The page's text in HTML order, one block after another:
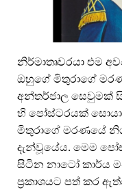
නිර්මාතෘවරයා එම
ඔහුගේ මිතුරාගේ
අන්තර්ජාල සෙවුමක්
හි පෝස්ටරයක්
මිතුරාගේ මරණයේ
දැන්වූයේය. මෙම
සිටින නාටෝ කාර්ය
ප්‍රකාශයට පත් කර